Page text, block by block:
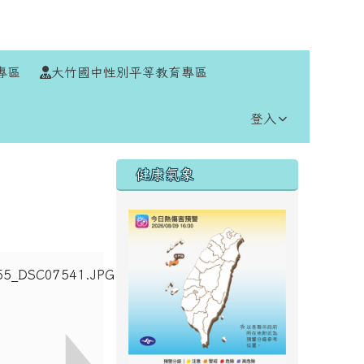
區 大竹國中性別平等教育專區
登入
右邊區域內容
健康氣象